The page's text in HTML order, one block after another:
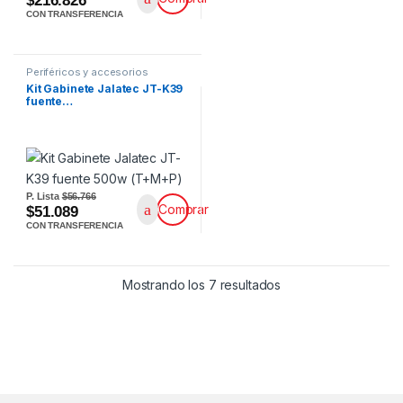
CON TRANSFERENCIA
Periféricos y accesorios
Kit Gabinete Jalatec JT-K39
fuente…
P. Lista$56.766
$51.089
CON TRANSFERENCIA
Comprar
Mostrando los 7 resultados